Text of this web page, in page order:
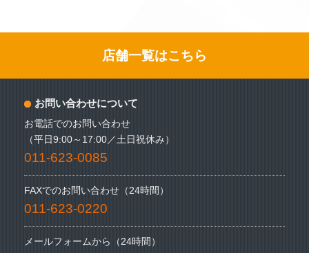
店舗一覧はこちら
お問い合わせについて
お電話でのお問い合わせ
（平日9:00～17:00／土日祝休み）
011-623-0085
FAXでのお問い合わせ（24時間）
011-623-0220
メールフォームから（24時間）